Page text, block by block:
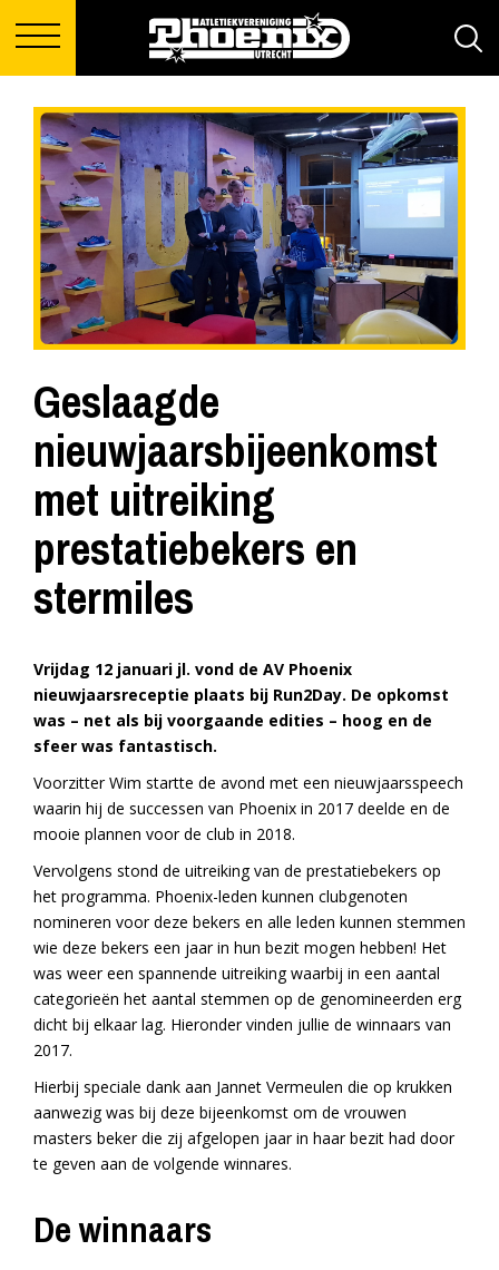
Geslaagde
nieuwjaarsbijeenkomst
met uitreiking
prestatiebekers en
stermiles
Vrijdag 12 januari jl. vond de AV Phoenix
nieuwjaarsreceptie plaats bij Run2Day. De opkomst
was – net als bij voorgaande edities – hoog en de
sfeer was fantastisch.
Voorzitter Wim startte de avond met een nieuwjaarsspeech
waarin hij de successen van Phoenix in 2017 deelde en de
mooie plannen voor de club in 2018.
Vervolgens stond de uitreiking van de prestatiebekers op
het programma. Phoenix-leden kunnen clubgenoten
nomineren voor deze bekers en alle leden kunnen stemmen
wie deze bekers een jaar in hun bezit mogen hebben! Het
was weer een spannende uitreiking waarbij in een aantal
categorieën het aantal stemmen op de genomineerden erg
dicht bij elkaar lag. Hieronder vinden jullie de winnaars van
2017.
Hierbij speciale dank aan Jannet Vermeulen die op krukken
aanwezig was bij deze bijeenkomst om de vrouwen
masters beker die zij afgelopen jaar in haar bezit had door
te geven aan de volgende winnares.
De winnaars